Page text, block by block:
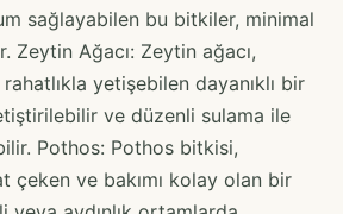
sağlayabilen bu bitkiler, minimal
Zeytin Ağacı: Zeytin ağacı,
yetişebilen dayanıklı bir
ve düzenli sulama ile
Pothos: Pothos bitkisi,
çeken ve bakımı kolay olan bir